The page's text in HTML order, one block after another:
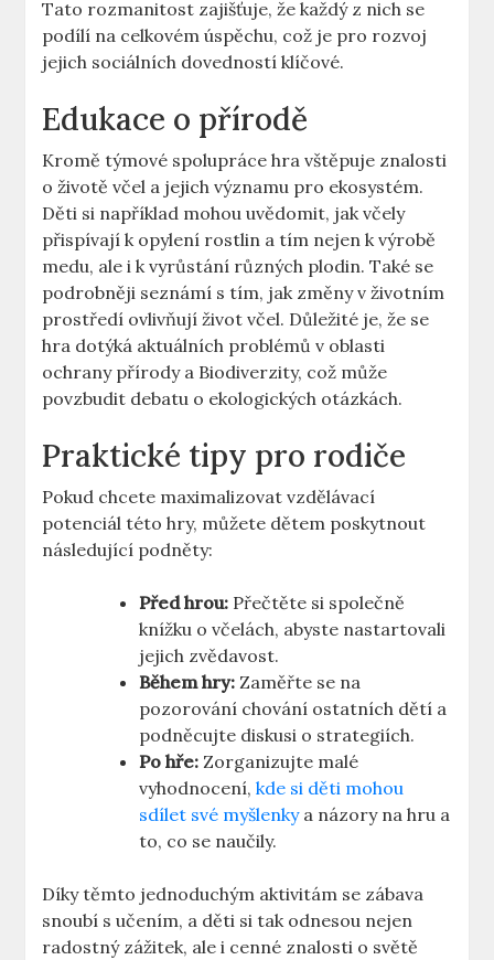
Tato rozmanitost zajišťuje, že každý z nich se
podílí na celkovém úspěchu, což je pro rozvoj
jejich sociálních dovedností klíčové.
Edukace o přírodě
Kromě týmové spolupráce hra vštěpuje znalosti
o životě včel a jejich významu pro ekosystém.
Děti si například mohou uvědomit, jak včely
přispívají k opylení rostlin a tím nejen k výrobě
medu, ale i k vyrůstání různých plodin. Také se
podrobněji seznámí s tím, jak změny v životním
prostředí ovlivňují život včel. Důležité je, že se
hra dotýká aktuálních problémů v oblasti
ochrany přírody a Biodiverzity, což může
povzbudit debatu o ekologických otázkách.
Praktické tipy pro rodiče
Pokud chcete maximalizovat vzdělávací
potenciál této hry, můžete dětem poskytnout
následující podněty:
Před hrou: Přečtěte si společně
knížku o včelách, abyste nastartovali
jejich zvědavost.
Během hry: Zaměřte se na
pozorování chování ostatních dětí a
podněcujte diskusi o strategiích.
Po hře: Zorganizujte malé
vyhodnocení,kde si děti mohou
sdílet své myšlenkya názory na hru a
to, co se naučily.
Díky těmto jednoduchým aktivitám se zábava
snoubí s učením, a děti si tak odnesou nejen
radostný zážitek, ale i cenné znalosti o světě